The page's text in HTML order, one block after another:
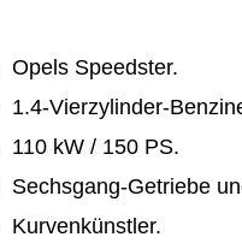
Opels Speedster.
1.4-Vierzylinder-
110 kW / 150 PS.
Sechsgang-Getriebe
Kurvenkünstler.